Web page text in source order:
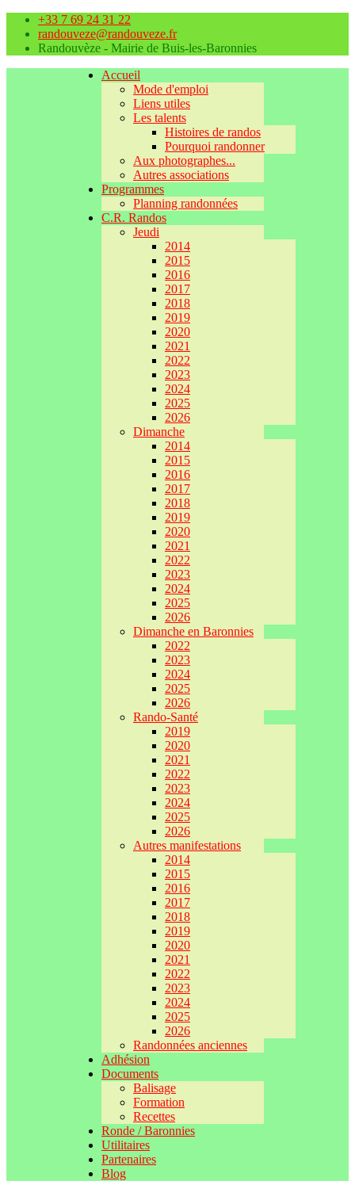
+33 7 69 24 31 22
randouveze@randouveze.fr
Randouvèze - Mairie de Buis-les-Baronnies
Accueil
Mode d'emploi
Liens utiles
Les talents
Histoires de randos
Pourquoi randonner
Aux photographes...
Autres associations
Programmes
Planning randonnées
C.R. Randos
Jeudi
2014
2015
2016
2017
2018
2019
2020
2021
2022
2023
2024
2025
2026
Dimanche
2014
2015
2016
2017
2018
2019
2020
2021
2022
2023
2024
2025
2026
Dimanche en Baronnies
2022
2023
2024
2025
2026
Rando-Santé
2019
2020
2021
2022
2023
2024
2025
2026
Autres manifestations
2014
2015
2016
2017
2018
2019
2020
2021
2022
2023
2024
2025
2026
Randonnées anciennes
Adhésion
Documents
Balisage
Formation
Recettes
Ronde / Baronnies
Utilitaires
Partenaires
Blog